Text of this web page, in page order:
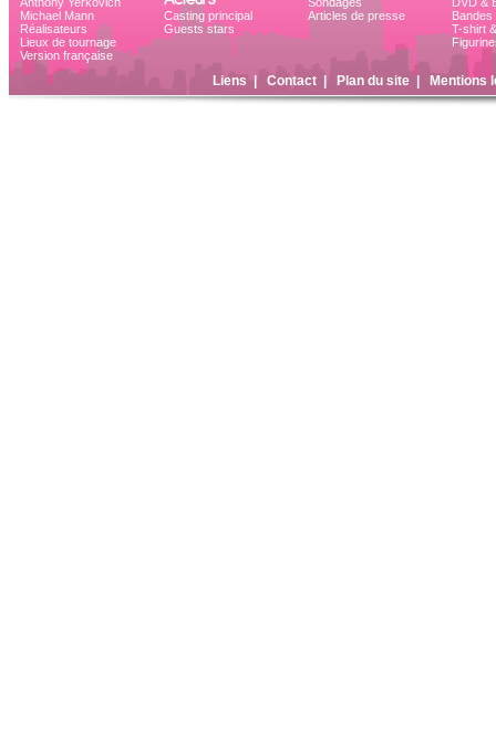
Michael Mann
Réalisateurs
Lieux de tournage
Version française
Casting principal
Guests stars
Articles de presse
Bandes
T-shirt
Liens Contact| Plan du site| Mentions